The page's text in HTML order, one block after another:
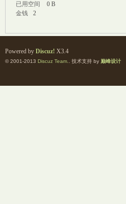
已用空间
0 B
金钱
2
Powered by Discuz! X3.4
© 2001-2013 Discuz Team. . 技术支持 by 巅峰设计